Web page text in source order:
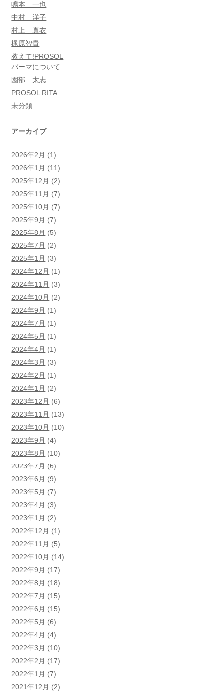
鳴本 一也
中村 洋子
村上 真衣
梶原智貴
教えて!PROSOL
パーマについて
園部 太志
PROSOL RITA
未分類
アーカイブ
2026年2月 (1)
2026年1月 (11)
2025年12月 (2)
2025年11月 (7)
2025年10月 (7)
2025年9月 (7)
2025年8月 (5)
2025年7月 (2)
2025年1月 (3)
2024年12月 (1)
2024年11月 (3)
2024年10月 (2)
2024年9月 (1)
2024年7月 (1)
2024年5月 (1)
2024年4月 (1)
2024年3月 (3)
2024年2月 (1)
2024年1月 (2)
2023年12月 (6)
2023年11月 (13)
2023年10月 (10)
2023年9月 (4)
2023年8月 (10)
2023年7月 (6)
2023年6月 (9)
2023年5月 (7)
2023年4月 (3)
2023年1月 (2)
2022年12月 (1)
2022年11月 (5)
2022年10月 (14)
2022年9月 (17)
2022年8月 (18)
2022年7月 (15)
2022年6月 (15)
2022年5月 (6)
2022年4月 (4)
2022年3月 (10)
2022年2月 (17)
2022年1月 (7)
2021年12月 (2)